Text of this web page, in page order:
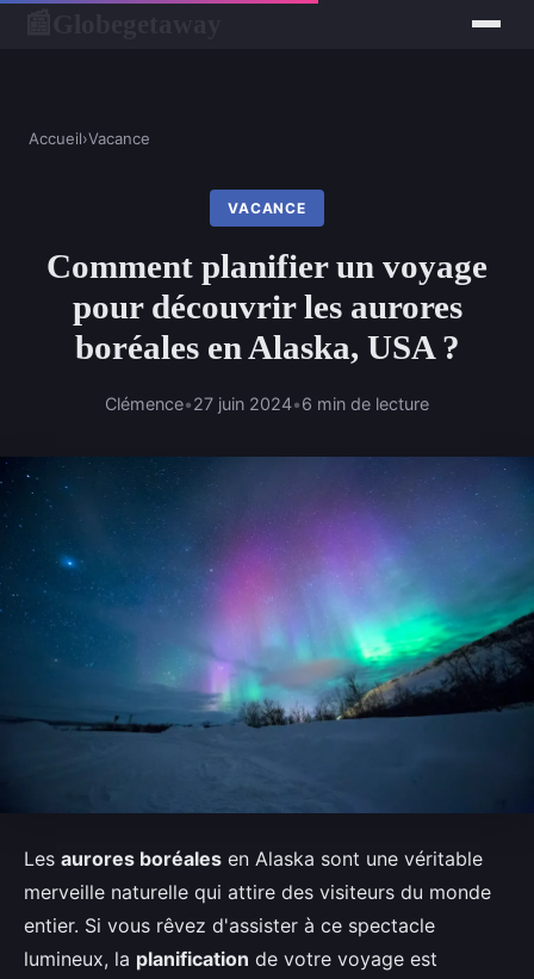
Accueil›Vacance
VACANCE
Comment planifier un voyage
pour découvrir les aurores
boréales en Alaska, USA ?
Clémence•27 juin 2024•6 min de lecture
Les aurores boréales en Alaska sont une véritable
merveille naturelle qui attire des visiteurs du monde
entier. Si vous rêvez d'assister à ce spectacle
lumineux, la planification de votre voyage est